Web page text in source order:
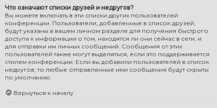
Что означают списки друзей и недругов?
Вы можете включать в эти списки других пользователей
конференции. Пользователи, добавленные в список друзей,
будут указаны в вашем личном разделе для получения быстрого
доступа к информации о том, находятся ли они сейчас в сети, и
для отправки им личных сообщений. Сообщения от этих
пользователей также могут выделяться, если это поддерживается
стилем конференции. Если вы добавили пользователей в список
недругов, то любые отправленные ими сообщения будут скрыты
по умолчанию.
Вернуться к началу